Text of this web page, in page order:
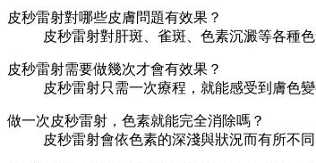
皮秒雷射對哪些皮膚問題有效果？
皮秒雷射對肝斑、雀斑、色素沉澱等各種
皮秒雷射需要做幾次才會有效果？
皮秒雷射只需一次療程，就能感受到膚色
做一次皮秒雷射，色素就能完全消除嗎？
皮秒雷射會依色素的深淺與狀況而有所不